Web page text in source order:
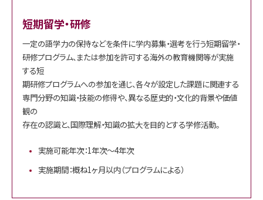
短期留学・研修
一定の語学力の保持などを条件に学内募集・選考を行う短期留学・
研修プログラム、または参加を許可する海外の教育機関等が実施
する短
期研修プログラムへの参加を通じ、各々が設定した課題に関連する
専門分野の知識・技能の修得や、異なる歴史的・文化的背景や価値
観の
存在の認識と、国際理解・知識の拡大を目的とする学修活動。
実施可能年次：1年次～4年次
実施期間：概ね1ヶ月以内（プログラムによる）